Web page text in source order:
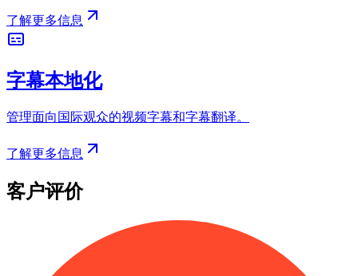
了解更多信息
字幕本地化
管理面向国际观众的视频字幕和字幕翻译。
了解更多信息
客户评价